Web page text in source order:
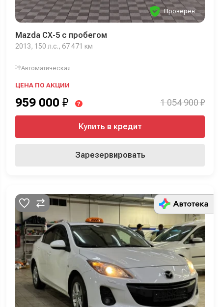
Проверен
Mazda CX-5 с пробегом
2013, 150 л.с., 67 471 км
Автоматическая
ЦЕНА ПО АКЦИИ
959 000 ₽ ? 1 054 900 ₽
Купить в кредит
Зарезервировать